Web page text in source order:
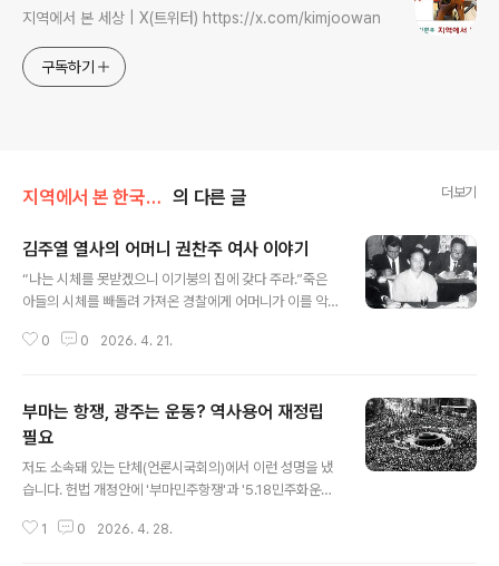
지역에서 본 세상 | X(트위터) https://x.com/kimjoowan
구독하기
지역에서 본 한국현대사 의 다른 글 더보기
김주열 열사의 어머니 권찬주 여사 이야기
“나는 시체를 못받겠으니 이기붕의 집에 갖다 주라.”죽은
아들의 시체를 빼돌려 가져온 경찰에게 어머니가 이를 악
주열 열사, 어머니는 권찬주 여사다.생때 같은 자식의 주검
최루탄이 눈에 박힌 채 마산 앞바다에 떠오른 날이다. 어머
니 권찬주 여사는 3월 15일 실종된 아들을 찾아 온 마산을
헤집고 다니며 들쑤셔 놓았다. 특히 시청 앞 연못의 물을 다
퍼낸 뒤 아들의 이름을 부르며 진흙 속을 손으로 휘젓고 다
닌 것은 마산 시민들에게 큰 인상을 남겼고, 이 때문에 마산
에선 ‘김주열’이란 이름을 모르는 사람이 없었다.그런 상황
0 0 2026. 4. 21.
부마는 항쟁, 광주는 운동? 역사용어 재정립
필요
저도 소속돼 있는 단체(언론시국회의)에서 이런 성명을 냈
습니다. 헌법 개정안에 '부마민주항쟁'과 '5.18민주화운
동'이냐는 문제의식에서 5.18 또한 '광주민주항쟁'으로 정
1 0 2026. 4. 28.